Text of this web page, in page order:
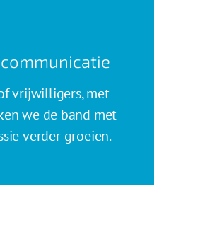
vrijwilligers, met
we de band met
verder groeien.